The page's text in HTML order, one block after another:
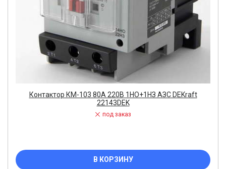
Контактор КМ-103 80А 220В 1НО+1НЗ АЗС DEKraft
22143DEK
под заказ
В КОРЗИНУ